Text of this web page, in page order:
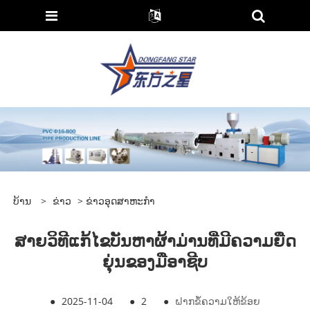
ບ້ານ > ຂ່າວ > ຂ່າວອຸດສາຫະກໍາ
ສາຍວິທີແກ້ໄຂບັນຫາຜ້າມ່ານທີ່ມີຄວາມຍືດ
ຍຸ່ນຂອງມືອາຊີບ
● 2025-11-04 ● 2 ● ຝາກຂໍ້ຄວາມໃຫ້ຂ້ອຍ